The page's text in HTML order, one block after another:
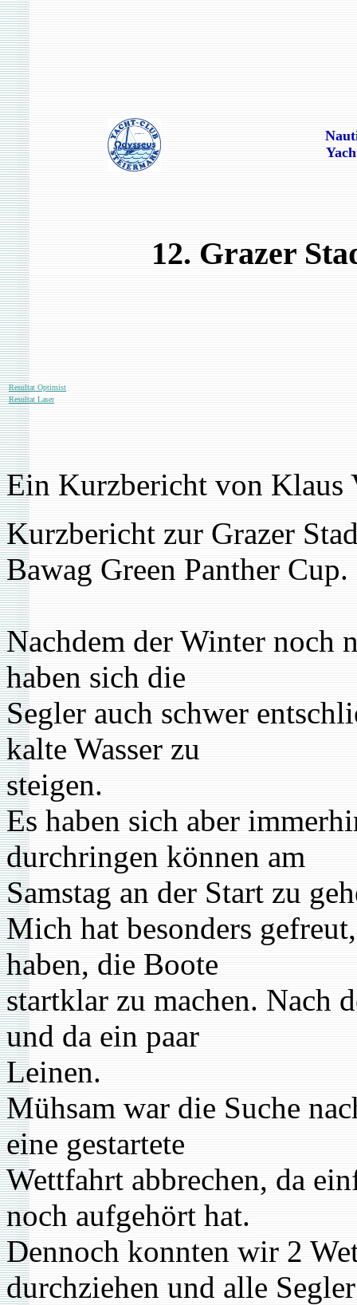
12. Grazer
Resultat Optimist
Resultat Laser
Ein Kurzbericht von Klaus
Kurzbericht zur Grazer
Bawag Green Panther Cup.
Nachdem der Winter noch
haben sich die
Segler auch schwer
kalte Wasser zu
steigen.
Es haben sich aber
durchringen können am
Samstag an der Start zu
Mich hat besonders
haben, die Boote
startklar zu machen. Nach
und da ein paar
Leinen.
Mühsam war die Suche
eine gestartete
Wettfahrt abbrechen, da
noch aufgehört hat.
Dennoch konnten wir 2
durchziehen und alle Segler